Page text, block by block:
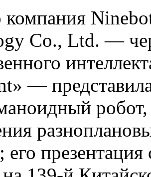
компания
Co., Ltd. —
—
его